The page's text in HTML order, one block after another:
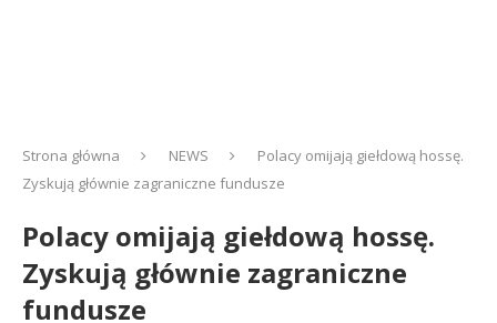
Strona główna NEWS
Polacy omijają giełdową hossę.
Zyskują głównie zagraniczne fundusze
Polacy omijają giełdową hossę.
Zyskują głównie zagraniczne
fundusze